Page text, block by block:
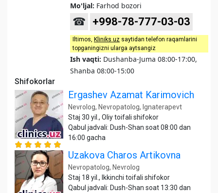
Mo'ljal: Farhod bozori
☎ +998-78-777-03-03
Iltimos, Kliniks uz saytidan telefon raqamlarini
topganingizni ularga aytsangiz
Ish vaqti: Dushanba-Juma 08:00-17:00,
Shanba 08:00-15:00
Shifokorlar
Ergashev Azamat Karimovich
Nevrolog, Nevropatolog, Ignaterapevt
Staj 30 yil., Oliy toifali shifokor
Qabul jadvali: Dush-Shan soat 08:00 dan
16:00 gacha
Uzakova Charos Artikovna
Nevropatolog, Nevrolog
Staj 18 yil., Ikkinchi toifali shifokor
Qabul jadvali: Dush-Shan soat 13:30 dan